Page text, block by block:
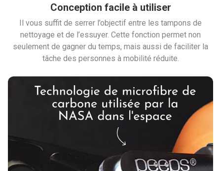
Conception facile à utiliser
Il vous suffit de serrer l’objectif entre les tampons de
nettoyage et de l’essuyer. Cette fonction permet non
seulement de gagner du temps, mais aussi de faciliter la
tâche des personnes à mobilité réduite.